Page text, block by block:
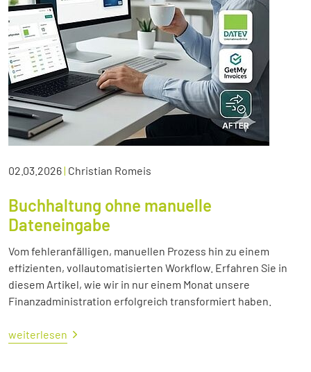
02.03.2026| Christian Romeis
Buchhaltung ohne manuelle
Dateneingabe
Vom fehleranfälligen, manuellen Prozess hin zu einem
effizienten, vollautomatisierten Workflow. Erfahren Sie in
diesem Artikel, wie wir in nur einem Monat unsere
Finanzadministration erfolgreich transformiert haben.
weiterlesen